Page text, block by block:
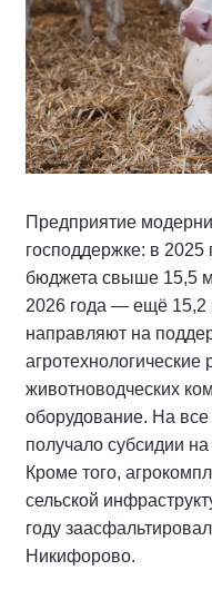
Предприятие
господдержке: в 2025
бюджета свыше 15,5
2026 года — ещё 15,2
направляют на
животноводческих
оборудование. На
получало субсидии
Кроме того,
сельской
году
Никифорово.